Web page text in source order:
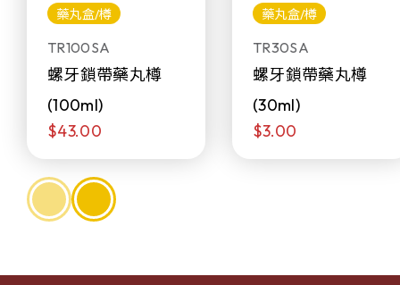
藥丸盒/樽
TR100SA
螺牙鎖帶藥丸樽
(100ml)
$43.00
藥丸盒/樽
TR30SA
螺牙鎖帶藥丸樽
(30ml)
$3.00